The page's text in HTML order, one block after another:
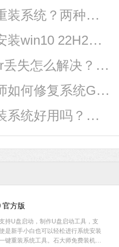
联想小新怎么重装系统？两种情况你要了解！
新手如何一键安装win10 22H2系统？
系统主引导mbr丢失怎么解决？石大师MBR引导修复工具使用方法教程
石大师装机大师如何修复系统GUID（GPT）分区引导？
石大师一键重装系统好用吗？详细重装教程及步骤
官方版
持U盘启动，制作U盘启动工具，支
是新手小白也可以轻松进行系统安装
键重装系统工具。石大师免费装机工